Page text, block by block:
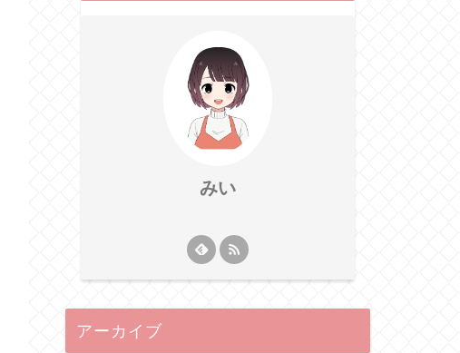
みい
アーカイブ